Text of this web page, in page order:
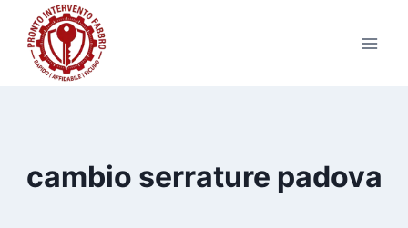
contenuto
cambio serrature padova